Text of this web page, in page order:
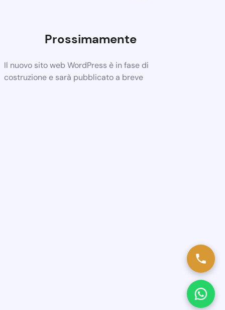
Prossimamente
Il nuovo sito web WordPress è in fase di
costruzione e sarà pubblicato a breve